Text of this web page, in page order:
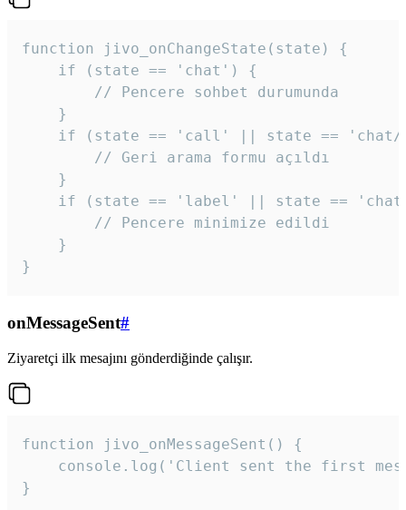
function jivo_onChangeState(state) {
    if (state == 'chat') {
        // Pencere sohbet durumunda
    }
if (state == 'call' || state ==
        // Geri arama formu açıldı
    }
if (state == 'label' || state ==
        // Pencere minimize edildi
    }
}
onMessageSent#
Ziyaretçi ilk mesajını gönderdiğinde çalışır.
function jivo_onMessageSent() {
console.log('Client sent the first
}